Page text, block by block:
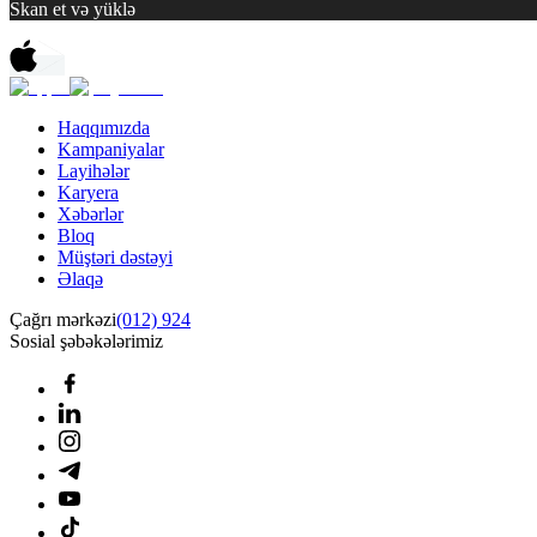
Skan et və yüklə
Haqqımızda
Kampaniyalar
Layihələr
Karyera
Xəbərlər
Bloq
Müştəri dəstəyi
Əlaqə
Çağrı mərkəzi(012) 924
Sosial şəbəkələrimiz